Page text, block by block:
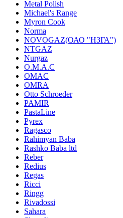
Metal Polish
Michael's Range
Myron Cook
Norma
NOVOGAZ(ОАО "НЗГА")
NTGAZ
Nurgaz
O.M.A.C
OMAC
OMRA
Otto Schroeder
PAMIR
PastaLine
Pyrex
Ragasco
Rahimyan Baba
Rashko Baba ltd
Reber
Redius
Regas
Ricci
Ringg
Rivadossi
Sahara